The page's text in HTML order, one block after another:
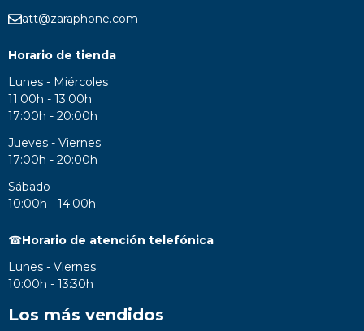
att@zaraphone.com
Horario de tienda
Lunes - Miércoles
11:00h - 13:00h
17:00h - 20:00h
Jueves - Viernes
17:00h - 20:00h
Sábado
10:00h - 14:00h
☎Horario de atención telefónica
Lunes - Viernes
10:00h - 13:30h
Los más vendidos